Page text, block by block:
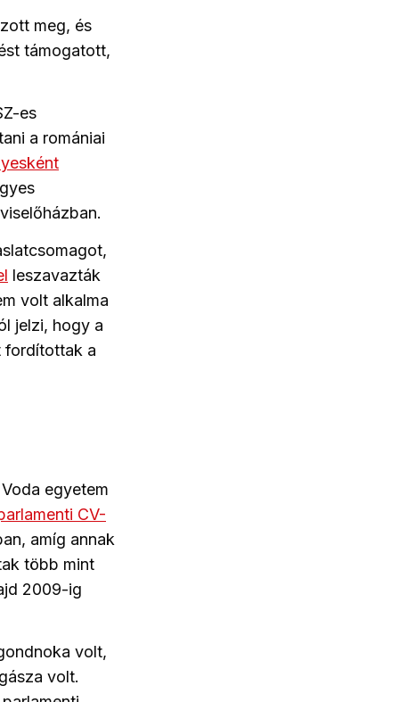
meg, és
támogatott,
es
a romániai
leszavazták
volt alkalma
jelzi, hogy a
fordítottak a
egyetem
CV-
amíg annak
több mint
2009-ig
volt,
volt.